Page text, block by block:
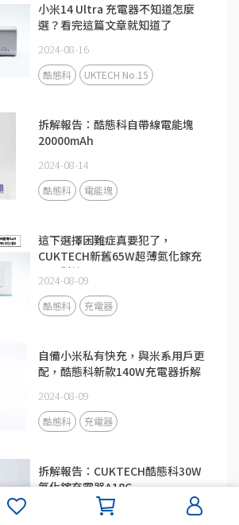
小米14 Ultra 充電器不知道怎麼
選？看完這篇文章就知道了
2024-08-16
酷態科 UKTECH No.15
拆解報告：酷態科自帶線電能塊
20000mAh
2024-08-14
酷態科 電能塊
這下選擇困難症真要犯了，
CUKTECH新舊65W超薄氮化鎵充
電器對比
2024-08-09
酷態科 充電器
自備小米私有快充，與米系用戶更
配，酷態科新款140W充電器拆解
2024-08-09
酷態科 充電器
拆解報告：CUKTECH酷態科30W
氮化鎵充電器A18C